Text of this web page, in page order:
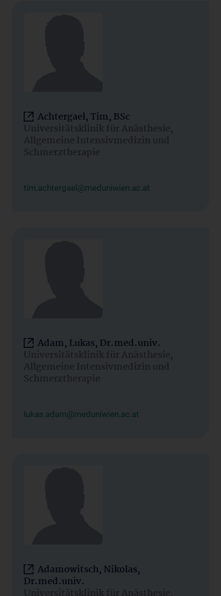
Achtergael, Tim, BSc
Universitätsklinik für Anästhesie,
Allgemeine Intensivmedizin und
Schmerztherapie
tim.achtergael@meduniwien.ac.at
Adam, Lukas, Dr.med.univ.
Universitätsklinik für Anästhesie,
Allgemeine Intensivmedizin und
Schmerztherapie
lukas.adam@meduniwien.ac.at
Adamowitsch, Nikolas,
Dr.med.univ.